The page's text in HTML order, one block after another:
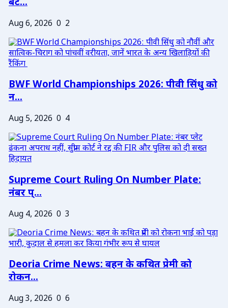
बेट...
Aug 6, 2026 0 2
BWF World Championships 2026: पीवी सिंधु को
न...
Aug 5, 2026 0 4
Supreme Court Ruling On Number Plate:
नंबर प्...
Aug 4, 2026 0 3
Deoria Crime News: बहन के कथित प्रेमी को
रोकन...
Aug 3, 2026 0 6